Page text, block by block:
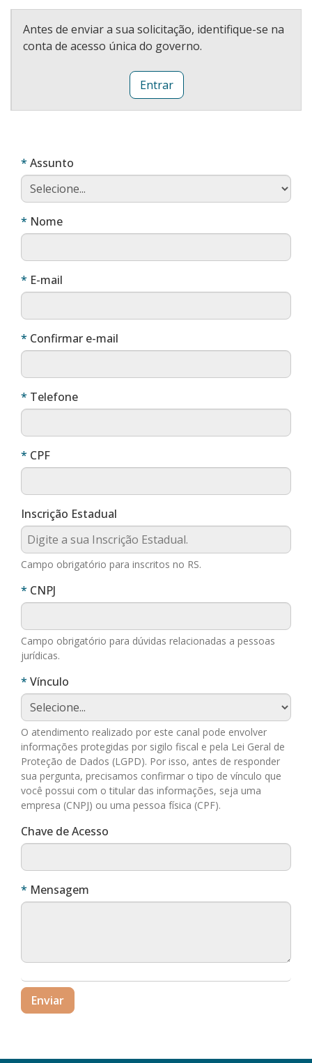
Antes de enviar a sua solicitação, identifique-se na
conta de acesso única do governo.
Entrar
Assunto
NomeObrigatório
E-mail
Confirmar e-mail
TelefoneObrigatório
CPFObrigatório
Inscrição Estadual
Campo obrigatório para inscritos no RS.
CNPJ
Campo obrigatório para dúvidas relacionadas a pessoas
jurídicas.
Vínculo
O atendimento realizado por este canal pode envolver
informações protegidas por sigilo fiscal e pela Lei Geral de
Proteção de Dados (LGPD). Por isso, antes de responder
sua pergunta, precisamos confirmar o tipo de vínculo que
você possui com o titular das informações, seja uma
empresa (CNPJ) ou uma pessoa física (CPF).
Chave de Acesso
Mensagem
Enviar